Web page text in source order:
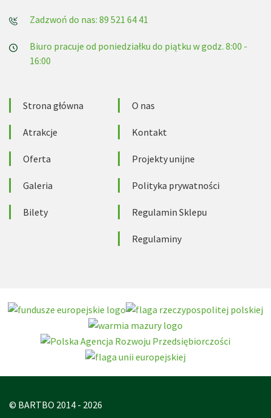
Zadzwoń do nas: 89 521 64 41
Biuro pracuje od poniedziałku do piątku w godz. 8:00 -
16:00
Strona główna
Atrakcje
Oferta
Galeria
Bilety
O nas
Kontakt
Projekty unijne
Polityka prywatności
Regulamin Sklepu
Regulaminy
© BARTBO 2014 - 2026